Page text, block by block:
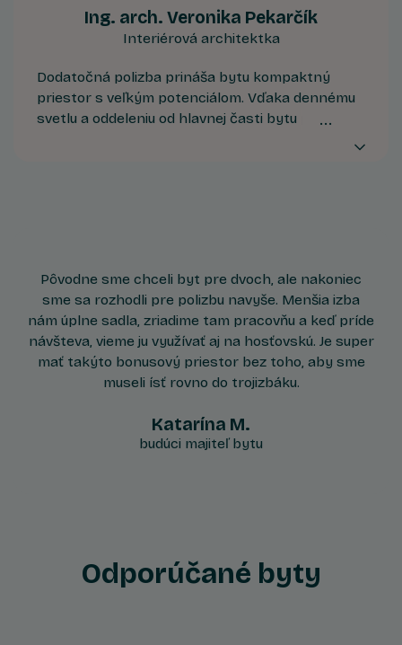
Ing. arch. Veronika Pekarčík
Interiérová architektka
Dodatočná polizba prináša bytu kompaktný
priestor s veľkým potenciálom. Vďaka dennému
svetlu a oddeleniu od hlavnej časti bytu ponúka
Pôvodne sme chceli byt pre dvoch, ale nakoniec
sme sa rozhodli pre polizbu navyše. Menšia izba
nám úplne sadla, zriadime tam pracovňu a keď príde
návšteva, vieme ju využívať aj na hosťovskú. Je super
mať takýto bonusový priestor bez toho, aby sme
museli ísť rovno do trojizbáku.
Katarína M.
budúci majiteľ bytu
Odporúčané byty